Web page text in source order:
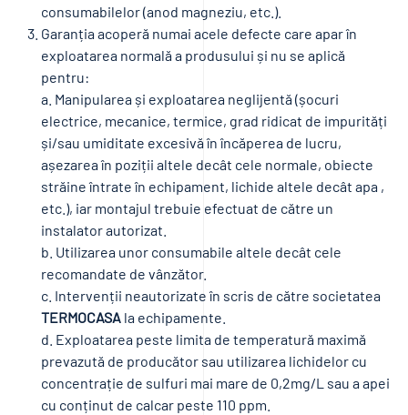
consumabilelor (anod magneziu, etc.).
Garanția acoperă numai acele defecte care apar în
exploatarea normală a produsului și nu se aplică
pentru:
a. Manipularea și exploatarea neglijentă (șocuri
electrice, mecanice, termice, grad ridicat de impurități
și/sau umiditate excesivă în încăperea de lucru,
așezarea în poziții altele decât cele normale, obiecte
străine întrate în echipament, lichide altele decât apa ,
etc.), iar montajul trebuie efectuat de către un
instalator autorizat.
b. Utilizarea unor consumabile altele decât cele
recomandate de vânzător.
c. Intervenții neautorizate în scris de către societatea
TERMOCASA la echipamente.
d. Exploatarea peste limita de temperatură maximă
prevazută de producător sau utilizarea lichidelor cu
concentrație de sulfuri mai mare de 0,2mg/L sau a apei
cu conținut de calcar peste 110 ppm.